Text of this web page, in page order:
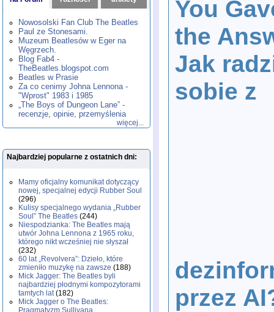
,1982,1983 ,1984,
1985,1986,1987 ,1988,1989,
1990, 1991,1992,1993
1995,1996 ,1997,1998 ,1999,
2000,2001, 2004
2005,2006, 2007
2010,2011,2012,2013,2014
2015,2016, 2017,
2020,2021,2022,2023,2024 ,
2025,2026
Nowosolski Fan Club The Beatles
Paul ze Stonesami.
Muzeum Beatlesów w Eger na
Węgrzech.
Blog Fab4 -
TheBeatles.blogspot.com
Beatles w Prasie
Za co cenimy Johna Lennona -
"Wprost" 1983 i 1985
„The Boys of Dungeon Lane” -
recenzje, opinie, przemyślenia
więcej...
Najbardziej popularne z ostatnich dni:
Mamy oficjalny komunikat dotyczący
nowej, specjalnej edycji Rubber Soul
(296)
Kulisy specjalnego wydania „Rubber
Soul” The Beatles (244)
Niespodzianka: The Beatles mają
utwór Johna Lennona z 1965 roku,
którego nikt wcześniej nie słyszał
(232)
60 lat „Revolvera”: Dzieło, które
zmieniło muzykę na zawsze (188)
Mick Jagger: The Beatles byli
najbardziej płodnymi kompozytorami
tamtych lat(182)
Mick Jagger o The Beatles:
Pragmatyzm Sullivana,
You
the
Jak
sobie z
przez